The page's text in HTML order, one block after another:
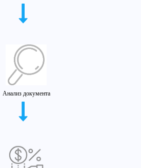
Анализ документа